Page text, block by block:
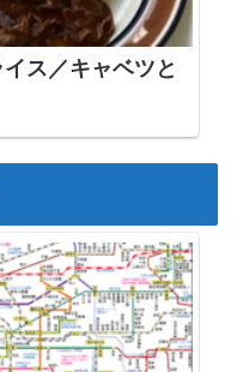
ス／キャベツと